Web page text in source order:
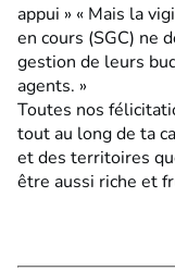
appui » « Mais la
en cours (SGC) ne
gestion de leurs
agents. »
Toutes nos
tout au long de ta
et des territoires
être aussi riche et